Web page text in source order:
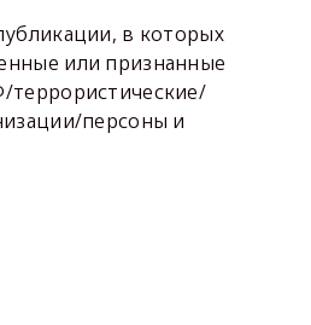
в которых
или признанные
персоны и